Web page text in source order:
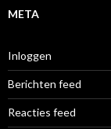
META
Inloggen
Berichten feed
Reacties feed